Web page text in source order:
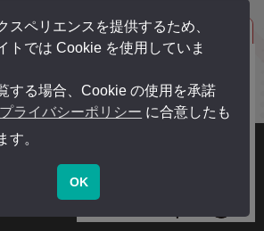
法
スペリエンスを提供するため、
トでは Cookie を使用していま
する場合、Cookie の使用を承諾
プライバシーポリシー に合意したも
す。
OK